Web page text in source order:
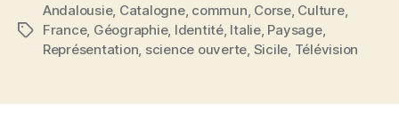
ouvertes
:
thèse
ligne »
Étiquettes
Andalousie, Catalogne, commun, Corse, Culture,
France, Géographie, Identité, Italie, Paysage,
Représentation, science ouverte, Sicile, Télévision